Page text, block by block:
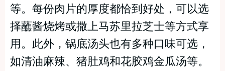
等。每份肉片的厚度都恰到好处，可以选
择蘸酱烧烤或撒上马苏里拉芝士等方式享
用。此外，锅底汤头也有多种口味可选，
如清油麻辣、猪肚鸡和花胶鸡金瓜汤等。